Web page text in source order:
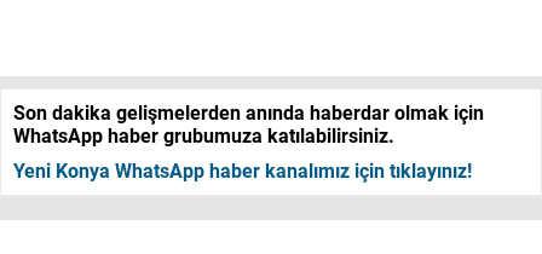
Son dakika gelişmelerden anında haberdar olmak için
WhatsApp haber grubumuza katılabilirsiniz.
Yeni Konya WhatsApp haber kanalımız için tıklayınız!